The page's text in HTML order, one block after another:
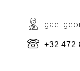
+32 472